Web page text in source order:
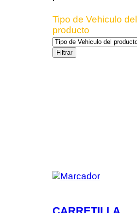
Tipo de Vehiculo del
producto
Filtrar